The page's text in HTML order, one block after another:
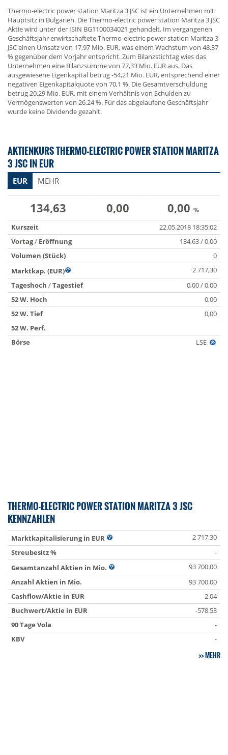
Thermo-electric power station Maritza 3 JSC ist ein Unternehmen mit
Hauptsitz in Bulgarien. Die Thermo-electric power station Maritza 3 JSC
Aktie wird unter der ISIN BG1100034021 gehandelt. Im vergangenen
Geschäftsjahr erwirtschaftete Thermo-electric power station Maritza 3
JSC einen Umsatz von 17,97 Mio. EUR, was einem Wachstum von 48,37
% gegenüber dem Vorjahr entspricht. Zum Bilanzstichtag wies das
Unternehmen eine Bilanzsumme von 77,33 Mio. EUR aus. Das
ausgewiesene Eigenkapital betrug -54,21 Mio. EUR, entsprechend einer
negativen Eigenkapitalquote von 70,1 %. Die Gesamtverschuldung
betrug 20,29 Mio. EUR, mit einem Verhältnis von Schulden zu
Vermögenswerten von 26,24 %. Für das abgelaufene Geschäftsjahr
wurde keine Dividende gezahlt.
AKTIENKURS THERMO-ELECTRIC POWER STATION MARITZA
3 JSC IN EUR
EUR MEHR
134,63 0,00 0,00 %
Kurszeit
22.05.2018 18:35:02
Vortag/ Eröffnung
134,63 / 0,00
Volumen (Stück)
0
Marktkap. (EUR)
2 717,30
Tageshoch /Tagestief
0,00 / 0,00
52 W. Hoch
0,00
52 W. Tief
0,00
52 W. Perf.
Börse
LSE
THERMO-ELECTRIC POWER STATION MARITZA 3 JSC
KENNZAHLEN
Marktkapitalisierung in EUR
2 717.30
Streubesitz %
-
Gesamtanzahl Aktien in Mio.
93 700.00
Anzahl Aktien in Mio.
93 700.00
Cashflow/Aktie in EUR
2.04
Buchwert/Aktie in EUR
-578.53
90 Tage Vola
-
KBV
-
MEHR